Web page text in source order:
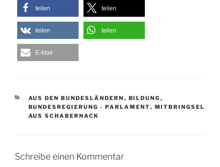
teilen teilen
teilen teilen
E-Mail
KATEGORIEN
AUS DEN BUNDESLÄNDERN , BILDUNG ,
BUNDESREGIERUNG - PARLAMENT, MITBRINGSEL
AUS SCHABERNACK
Schreibe einen Kommentar